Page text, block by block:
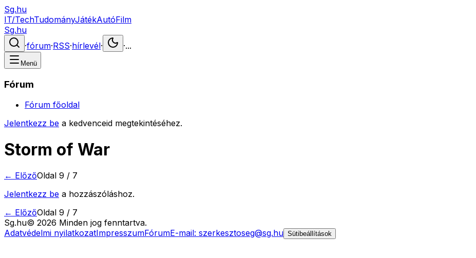
Sg.hu
IT/TechTudományJátékAutóFilm
Sg.hu
·fórum·RSS·hírlevél· ·...
Menü
Fórum
Fórum főoldal
Jelentkezz be a kedvenceid megtekintéséhez.
Storm of War
← ElőzőOldal 9 / 7
Jelentkezz be a hozzászóláshoz.
← ElőzőOldal 9 / 7
Sg.hu© 2026 Minden jog fenntartva.
Adatvédelmi nyilatkozatImpresszumFórumE-mail: szerkesztoseg@sg.hu Sütibeállítások